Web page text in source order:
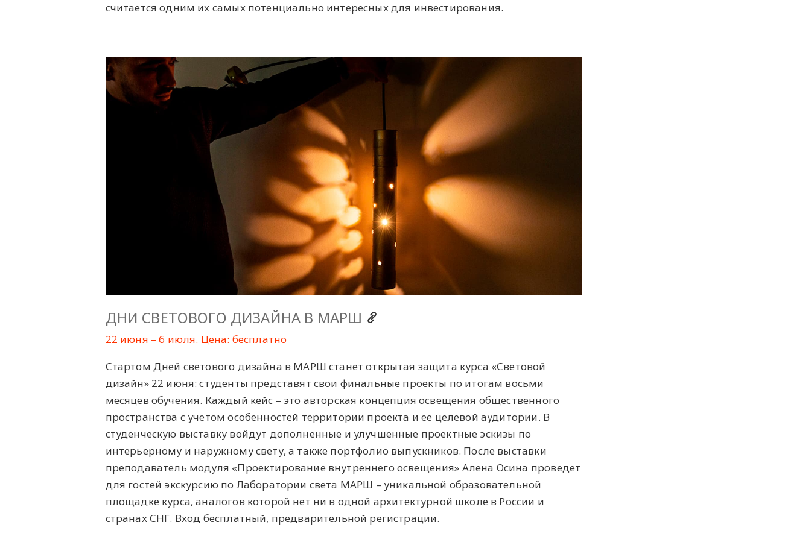
считается одним их самых потенциально интересных для инвестирования.
ДНИ СВЕТОВОГО ДИЗАЙНА В МАРШ
22 июня – 6 июля. Цена: бесплатно
Стартом Дней светового дизайна в МАРШ станет открытая защита курса «Световой
дизайн» 22 июня: студенты представят свои финальные проекты по итогам восьми
месяцев обучения. Каждый кейс – это авторская концепция освещения общественного
пространства с учетом особенностей территории проекта и ее целевой аудитории. В
студенческую выставку войдут дополненные и улучшенные проектные эскизы по
интерьерному и наружному свету, а также портфолио выпускников. После выставки
преподаватель модуля «Проектирование внутреннего освещения» Алена Осина проведет
для гостей экскурсию по Лаборатории света МАРШ – уникальной образовательной
площадке курса, аналогов которой нет ни в одной архитектурной школе в России и
странах СНГ. Вход бесплатный, предварительной регистрации.